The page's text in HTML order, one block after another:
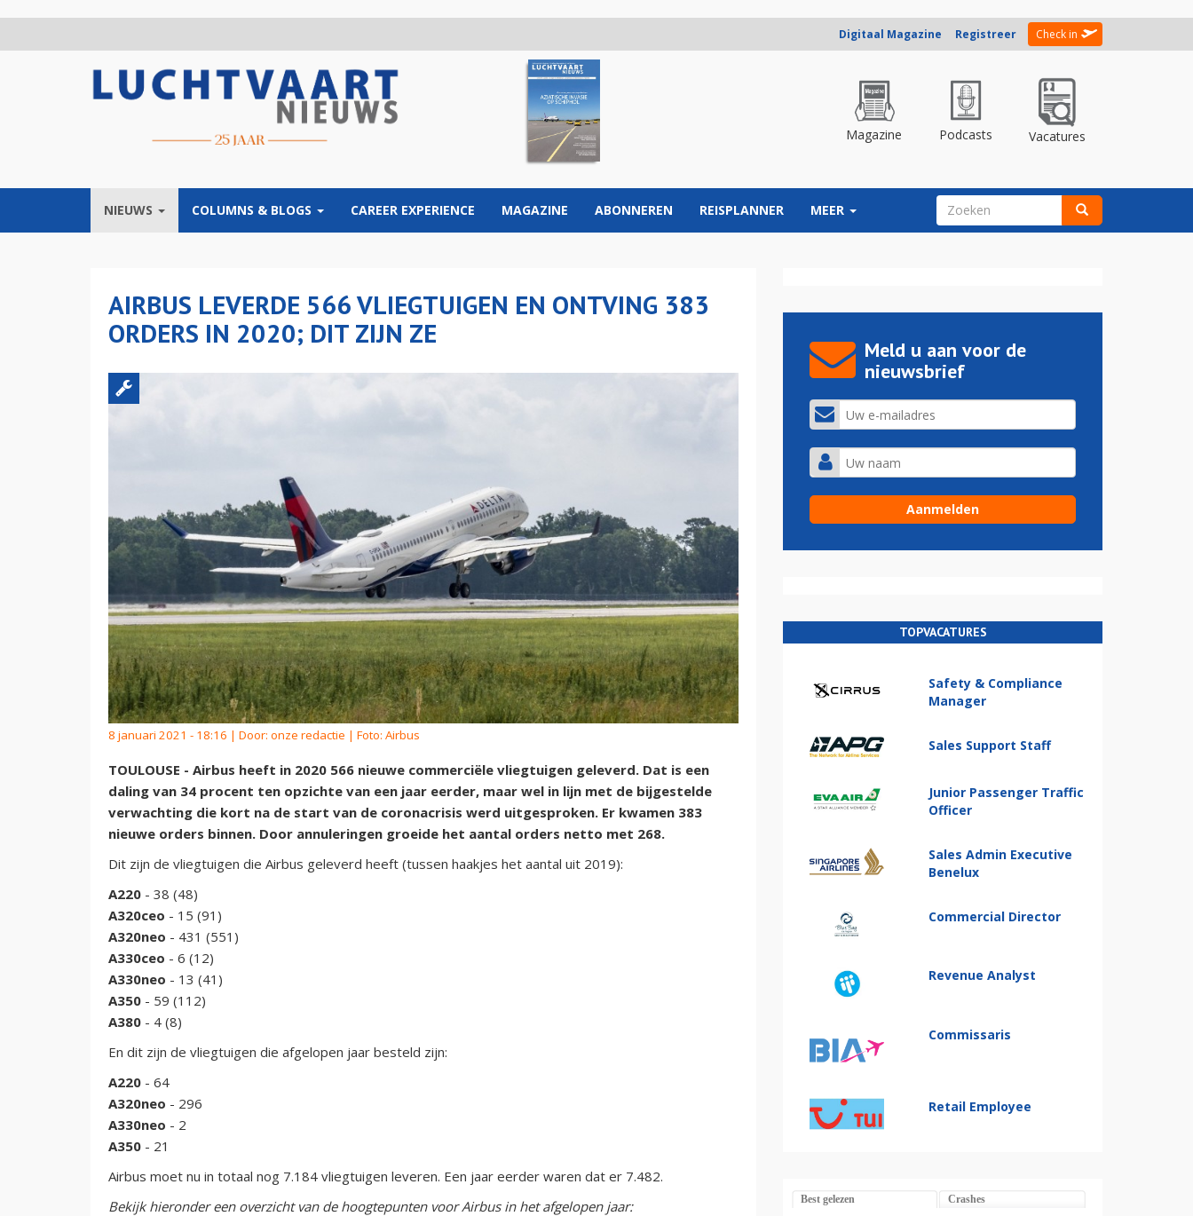
Digitaal Magazine Registreer Check in
Magazine Podcasts Vacatures
NIEUWS COLUMNS & BLOGS CAREER EXPERIENCE MAGAZINE ABONNEREN REISPLANNER MEER ZOEKVELD
AIRBUS LEVERDE 566 VLIEGTUIGEN EN ONTVING 383
ORDERS IN 2020; DIT ZIJN ZE
8 januari 2021 - 18:16 | Door: onze redactie | Foto: Airbus
TOULOUSE - Airbus heeft in 2020 566 nieuwe commerciële vliegtuigen geleverd. Dat is een
daling van 34 procent ten opzichte van een jaar eerder, maar wel in lijn met de bijgestelde
verwachting die kort na de start van de coronacrisis werd uitgesproken. Er kwamen 383
nieuwe orders binnen. Door annuleringen groeide het aantal orders netto met 268.
Dit zijn de vliegtuigen die Airbus geleverd heeft (tussen haakjes het aantal uit 2019):
A220 - 38 (48)
A320ceo - 15 (91)
A320neo - 431 (551)
A330ceo - 6 (12)
A330neo - 13 (41)
A350 - 59 (112)
A380 - 4 (8)
En dit zijn de vliegtuigen die afgelopen jaar besteld zijn:
A220 - 64
A320neo - 296
A330neo - 2
A350 - 21
Airbus moet nu in totaal nog 7.184 vliegtuigen leveren. Een jaar eerder waren dat er 7.482.
Bekijk hieronder een overzicht van de hoogtepunten voor Airbus in het afgelopen jaar:
Meld u aan voor de
nieuwsbrief
TOPVACATURES
Safety & Compliance
Manager
Sales Support Staff
Junior Passenger Traffic
Officer
Sales Admin Executive
Benelux
Commercial Director
Revenue Analyst
Commissaris
Retail Employee
Best gelezen Crashes